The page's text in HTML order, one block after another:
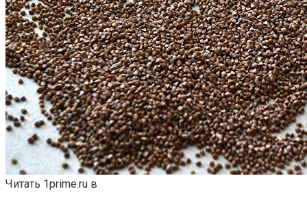
Читать 1prime.ru в